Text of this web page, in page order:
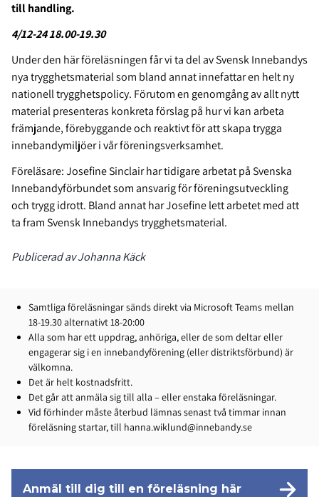
till handling.
4/12-24 18.00-19.30
Under den här föreläsningen får vi ta del av Svensk Innebandys
nya trygghetsmaterial som bland annat innefattar en helt ny
nationell trygghetspolicy. Förutom en genomgång av allt nytt
material presenteras konkreta förslag på hur vi kan arbeta
främjande, förebyggande och reaktivt för att skapa trygga
innebandymiljöer i vår föreningsverksamhet.
Föreläsare: Josefine Sinclair har tidigare arbetat på Svenska
Innebandyförbundet som ansvarig för föreningsutveckling
och trygg idrott. Bland annat har Josefine lett arbetet med att
ta fram Svensk Innebandys trygghetsmaterial.
Publicerad av Johanna Käck
Samtliga föreläsningar sänds direkt via Microsoft Teams mellan
18-19.30 alternativt 18-20:00
Alla som har ett uppdrag, anhöriga, eller de som deltar eller
engagerar sig i en innebandyförening (eller distriktsförbund) är
välkomna.
Det är helt kostnadsfritt.
Det går att anmäla sig till alla – eller enstaka föreläsningar.
Vid förhinder måste återbud lämnas senast två timmar innan
föreläsning startar, till hanna.wiklund@innebandy.se
Anmäl till dig till en föreläsning här